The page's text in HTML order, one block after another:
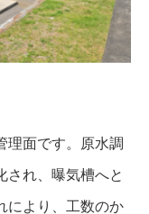
理面です。原水調
され、曝気槽へと
により、工数のか